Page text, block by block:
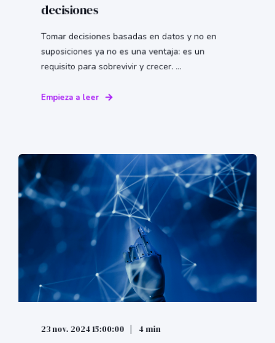
decisiones
Tomar decisiones basadas en datos y no en
suposiciones ya no es una ventaja: es un
requisito para sobrevivir y crecer. ...
Empieza a leer
23 nov. 2024 15:00:00 4 min